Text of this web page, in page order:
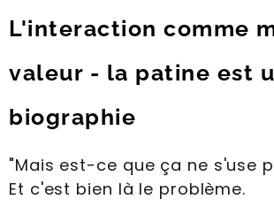
L'interaction comme
valeur - la patine est
biographie
"Mais est-ce que ça ne s'use
Et c'est bien là le problème.